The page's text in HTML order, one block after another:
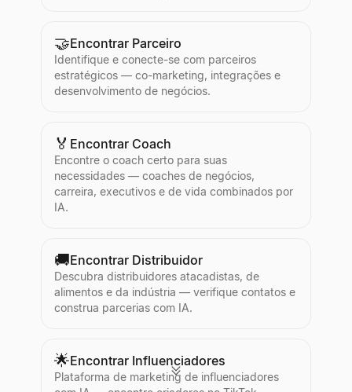
🤝Encontrar Parceiro
Identifique e conecte-se com parceiros
estratégicos — co-marketing, integrações e
desenvolvimento de negócios.
🏅 Encontrar Coach
Encontre o coach certo para suas
necessidades — coaches de negócios,
carreira, executivos e de vida combinados por
IA.
🚚Encontrar Distribuidor
Descubra distribuidores atacadistas, de
alimentos e da indústria — verifique contatos e
construa parcerias com IA.
🌟Encontrar Influenciadores
Plataforma de marketing de influenciadores